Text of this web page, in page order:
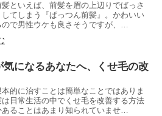
といえば、前髪を眉の上辺りでばっさ
してしまう『ぱっつん前髪』。かわいい
ので男性ウケも良さそうですが、…
気になるあなたへ、くせ毛の改
本的に治すことは簡単なことではありま
日常生活の中でくせ毛を改善する方法
あることはあまり知られていませ…